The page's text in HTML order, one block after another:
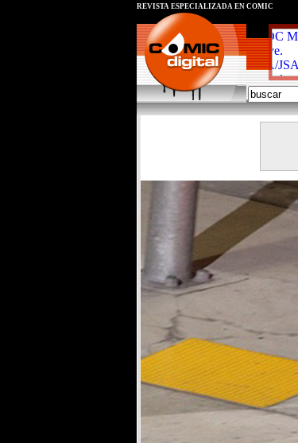
REVISTA ESPECIALIZADA EN CÓMIC